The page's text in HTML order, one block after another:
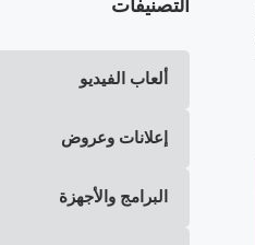
ألعاب الفيديو
إعلانات وعروض
البرامج والأجهزة